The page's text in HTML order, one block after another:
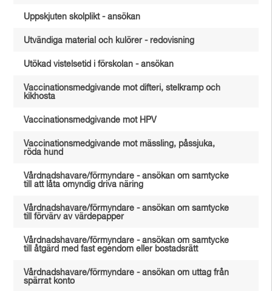
Uppskjuten skolplikt - ansökan
Utvändiga material och kulörer - redovisning
Utökad vistelsetid i förskolan - ansökan
Vaccinationsmedgivande mot difteri, stelkramp och
kikhosta
Vaccinationsmedgivande mot HPV
Vaccinationsmedgivande mot mässling, påssjuka,
röda hund
Vårdnadshavare/förmyndare - ansökan om samtycke
till att låta omyndig driva näring
Vårdnadshavare/förmyndare - ansökan om samtycke
till förvärv av värdepapper
Vårdnadshavare/förmyndare - ansökan om samtycke
till åtgärd med fast egendom eller bostadsrätt
Vårdnadshavare/förmyndare - ansökan om uttag från
spärrat konto